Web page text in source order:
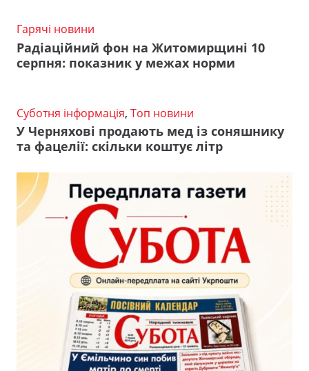
Гарячі новини
Радіаційний фон на Житомирщині 10
серпня: показник у межах норми
Суботня інформація, Топ новини
У Черняхові продають мед із соняшнику
та фацелії: скільки коштує літр